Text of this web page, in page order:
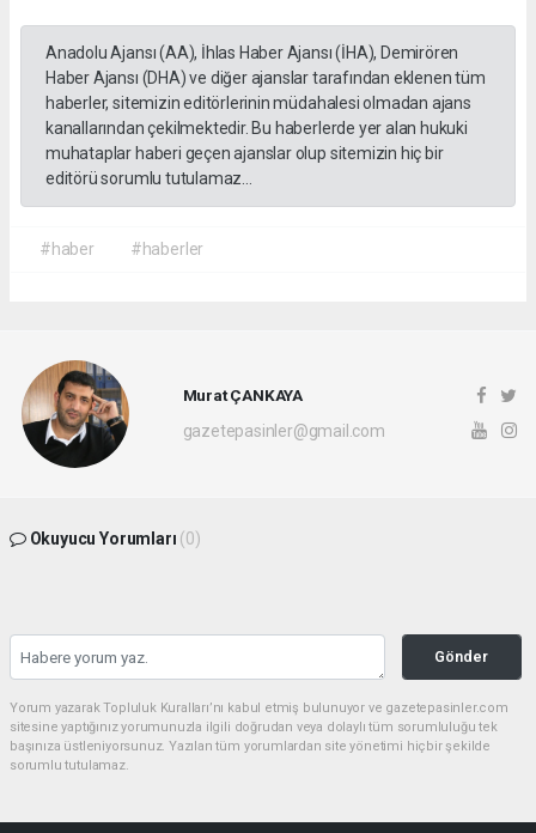
Anadolu Ajansı (AA), İhlas Haber Ajansı (İHA), Demirören
Haber Ajansı (DHA) ve diğer ajanslar tarafından eklenen tüm
haberler, sitemizin editörlerinin müdahalesi olmadan ajans
kanallarından çekilmektedir. Bu haberlerde yer alan hukuki
muhataplar haberi geçen ajanslar olup sitemizin hiç bir
editörü sorumlu tutulamaz...
#haber #haberler
Murat ÇANKAYA
gazetepasinler@gmail.com
Okuyucu Yorumları (0)
Gönder
Yorum yazarak Topluluk Kuralları’nı kabul etmiş bulunuyor ve gazetepasinler.com
sitesine yaptığınız yorumunuzla ilgili doğrudan veya dolaylı tüm sorumluluğu tek
başınıza üstleniyorsunuz. Yazılan tüm yorumlardan site yönetimi hiçbir şekilde
sorumlu tutulamaz.